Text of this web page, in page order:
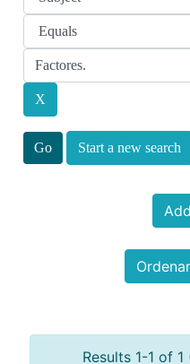
Start a new search
Results 1-1 of